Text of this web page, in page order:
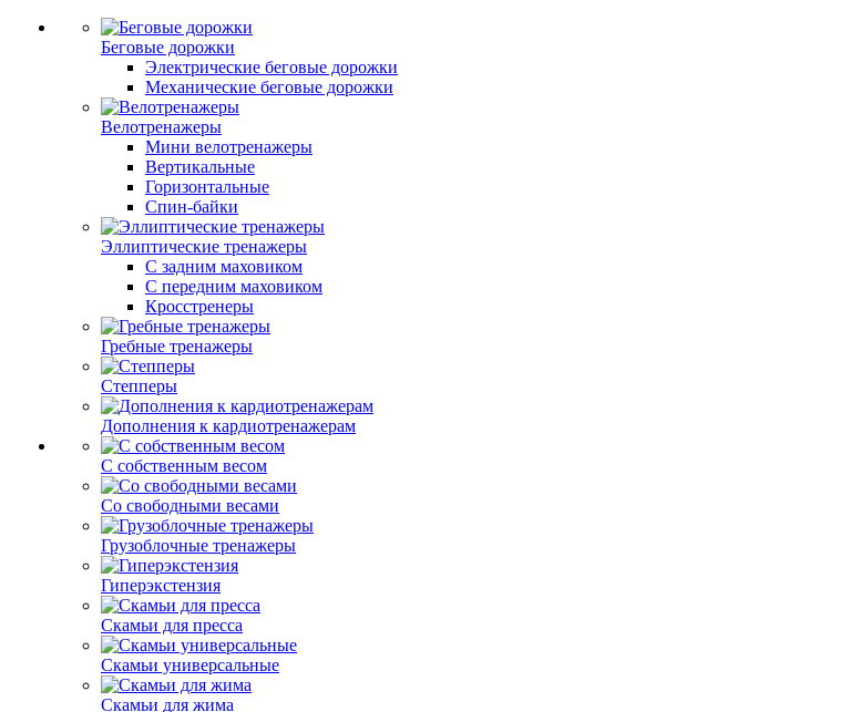
Беговые дорожки
Электрические беговые дорожки
Механические беговые дорожки
Велотренажеры
Мини велотренажеры
Вертикальные
Горизонтальные
Спин-байки
Эллиптические тренажеры
С задним маховиком
С передним маховиком
Кросстренеры
Гребные тренажеры
Степперы
Дополнения к кардиотренажерам
С собственным весом
Со свободными весами
Грузоблочные тренажеры
Гиперэкстензия
Скамьи для пресса
Скамьи универсальные
Скамьи для жима